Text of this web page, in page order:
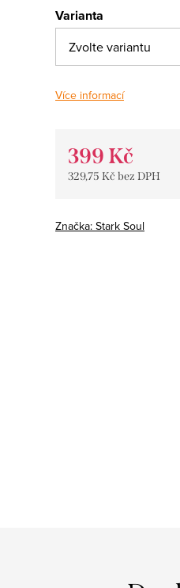
Varianta
Více informací
399 Kč
329,75 Kč bez DPH
Značka: Stark Soul